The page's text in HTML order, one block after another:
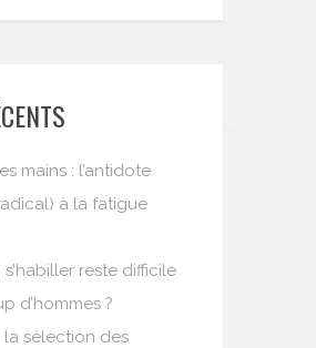
mains : l’antidote
à la fatigue
reste difficile
d’hommes ?
la sélection des